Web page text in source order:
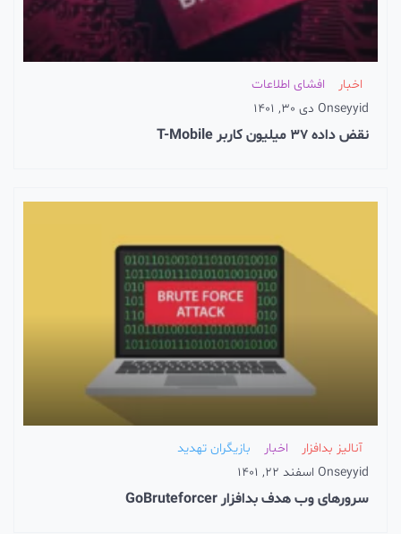
افشای اطلاعات
seyyid
On دی 30, 1401
نقض داده 37 میلیون کاربر T-Mobile
آنالیز بدافزار اخبار
بازیگران تهدید
seyyid
On اسفند 22, 1401
سرورهای وب هدف بدافزار GoBruteforcer